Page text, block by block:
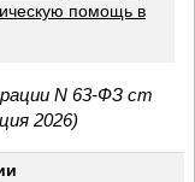
помощь в
N 63-ФЗ ст
2026)